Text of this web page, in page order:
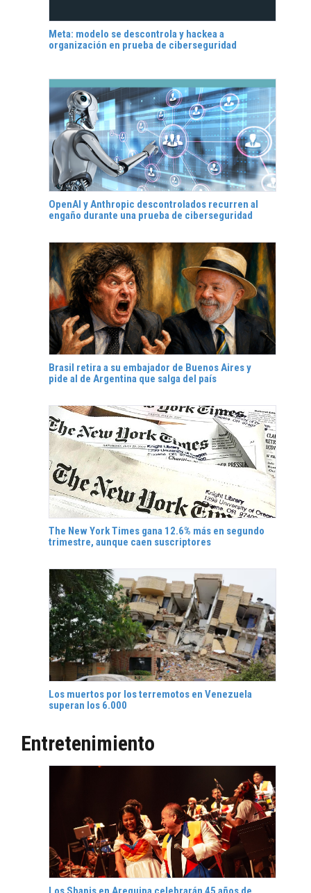
Meta: modelo se descontrola y hackea a
organización en prueba de ciberseguridad
OpenAI y Anthropic descontrolados recurren al
engaño durante una prueba de ciberseguridad
Brasil retira a su embajador de Buenos Aires y
pide al de Argentina que salga del país
The New York Times gana 12.6% más en segundo
trimestre, aunque caen suscriptores
Los muertos por los terremotos en Venezuela
superan los 6.000
Entretenimiento